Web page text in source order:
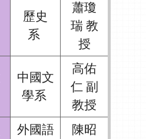
歷史
系
蕭瓊
瑞 教
授
中國文
學系
高佑
仁 副
教授
外國語
陳昭